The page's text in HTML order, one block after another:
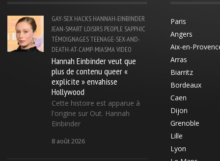
GAY-SEX HACKS HANNAH-EINBINDER
JEAN-SMART LOISIRS PEOPLE SAPPHIC
TÉMOIGNAGESTEENAGE-SEX-AND-
DEATH-AT-CAMP-MIASMAVIDEO
Hannah Einbinder veut que
plus de contenu queer «
explicite » envahisse
Hollywood
Cette histoire est apparue à
l'origine sur Out. Hannah
Einbinder
8 août 2026
Paris
Angers
Aix-en-
Arras
Biarritz
Bordeaux
Caen
Dijon
Grenoble
Lille
Lyon